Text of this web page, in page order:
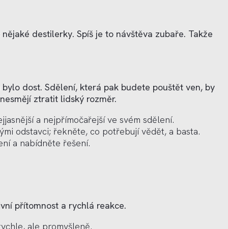
destilerky. Spíš je to návštěva zubaře. Takže
dost. Sdělení, která pak budete pouštět ven, by
ztratit lidský rozměr.
a nejpřímočařejší ve svém sdělení.
odstavci; řekněte, co potřebují vědět, a basta.
a nabídněte řešení.
přítomnost a rychlá reakce.
ale promyšleně.